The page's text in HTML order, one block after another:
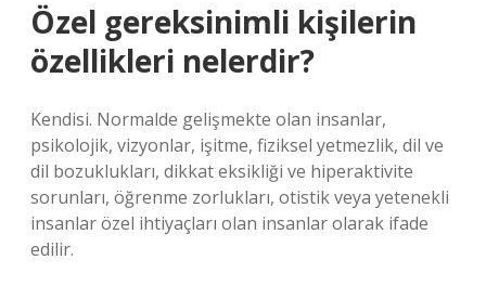
Özel gereksinimli kişilerin
özellikleri nelerdir?
Kendisi. Normalde gelişmekte olan insanlar,
psikolojik, vizyonlar, işitme, fiziksel yetmezlik, dil ve
dil bozuklukları, dikkat eksikliği ve hiperaktivite
sorunları, öğrenme zorlukları, otistik veya yetenekli
insanlar özel ihtiyaçları olan insanlar olarak ifade
edilir.